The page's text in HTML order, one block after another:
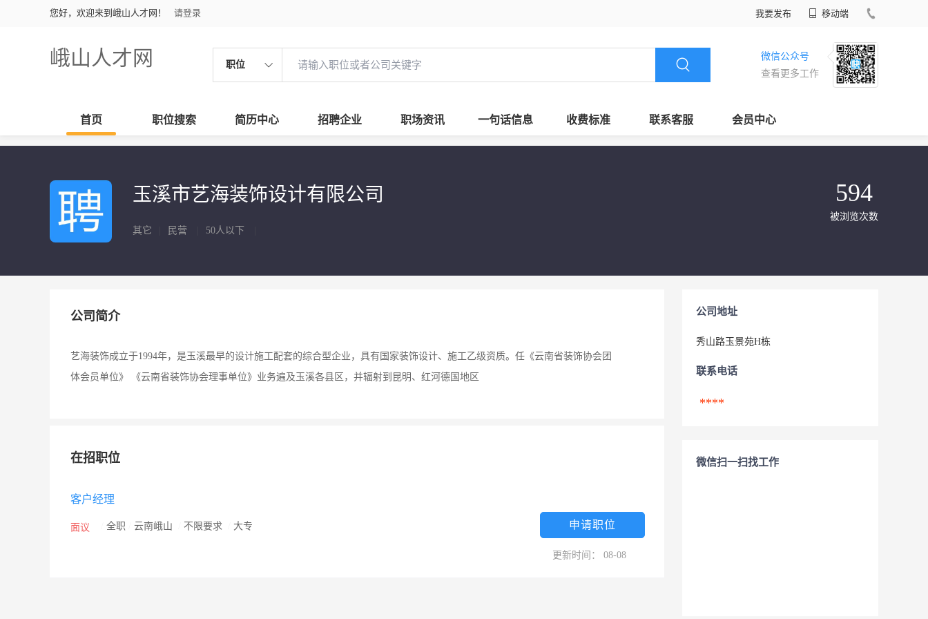
您好，欢迎来到峨山人才网！ 请登录 我要发布 移动端
峨山人才网 职位
微信公众号
查看更多工作
首页 职位搜索 简历中心 招聘企业 职场资讯 一句话信息 收费标准 联系客服 会员中心
玉溪市艺海装饰设计有限公司
其它 民营 50人以下
594
被浏览次数
公司简介
艺海装饰成立于1994年，是玉溪最早的设计施工配套的综合型企业，具有国家装饰设计、施工乙级资质。任《云南省装饰协会团
体会员单位》 《云南省装饰协会理事单位》业务遍及玉溪各县区，并辐射到昆明、红河德国地区
在招职位
客户经理
面议 全职 云南峨山 不限要求 大专 申请职位
更新时间： 08-08
公司地址
秀山路玉景苑H栋
联系电话
****
微信扫一扫找工作